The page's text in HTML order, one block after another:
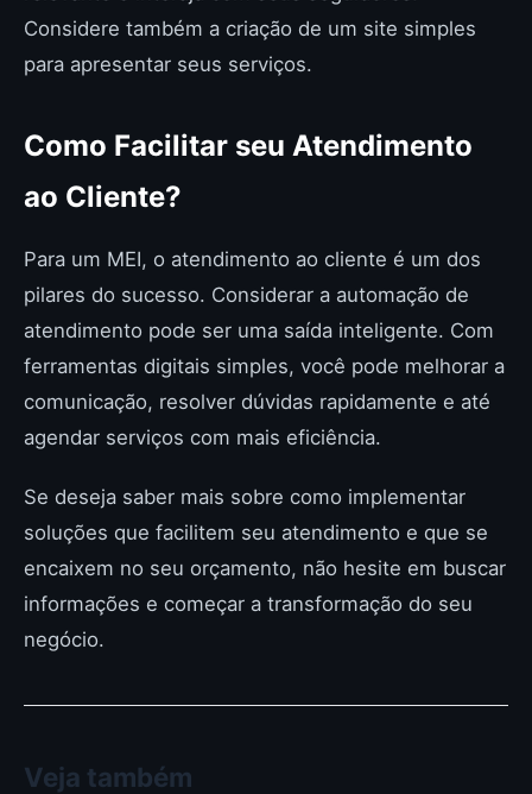
Considere também a criação de um site simples
para apresentar seus serviços.
Como Facilitar seu Atendimento
ao Cliente?
Para um MEI, o atendimento ao cliente é um dos
pilares do sucesso. Considerar a automação de
atendimento pode ser uma saída inteligente. Com
ferramentas digitais simples, você pode melhorar a
comunicação, resolver dúvidas rapidamente e até
agendar serviços com mais eficiência.
Se deseja saber mais sobre como implementar
soluções que facilitem seu atendimento e que se
encaixem no seu orçamento, não hesite em buscar
informações e começar a transformação do seu
negócio.
Veja também